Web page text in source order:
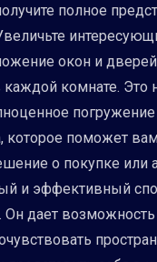
полное
окон и
комнате. Это
которое поможет
о покупке или
и эффективный
дает возможность